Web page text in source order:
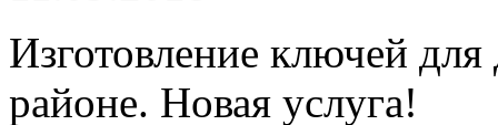
Изготовление ключей
районе. Новая услуга!